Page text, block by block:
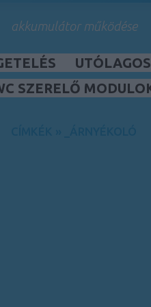
akkumulátor működése
SZERELŐ